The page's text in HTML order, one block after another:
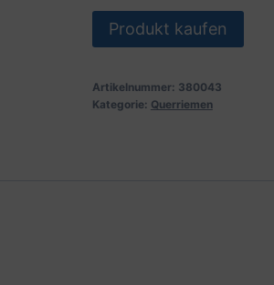
Produkt kaufen
Artikelnummer: 380043
Kategorie: Querriemen